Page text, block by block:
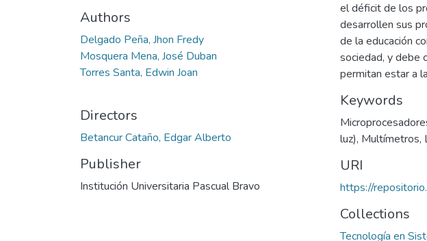
Authors
Delgado Peña, Jhon Fredy
Mosquera Mena, José Duban
Torres Santa, Edwin Joan
Directors
Betancur Cataño, Edgar Alberto
Publisher
Institución Universitaria Pascual Bravo
el déficit de los
desarrollen sus
de la educación
sociedad, y debe
permitan estar a
Keywords
luz), Multímetros,
URI
https://
Collections
Tecnología en